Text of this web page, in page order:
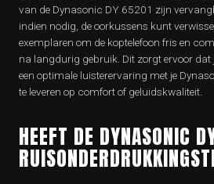
van de Dynasonic DY 65201 zijn
indien nodig, de oorkussens kunt
exemplaren om de koptelefoon fris en
na langdurig gebruik. Dit zorgt ervoor dat
een optimale luisterervaring met je
te leveren op comfort of geluidskwaliteit.
HEEFT DE DYNASONIC